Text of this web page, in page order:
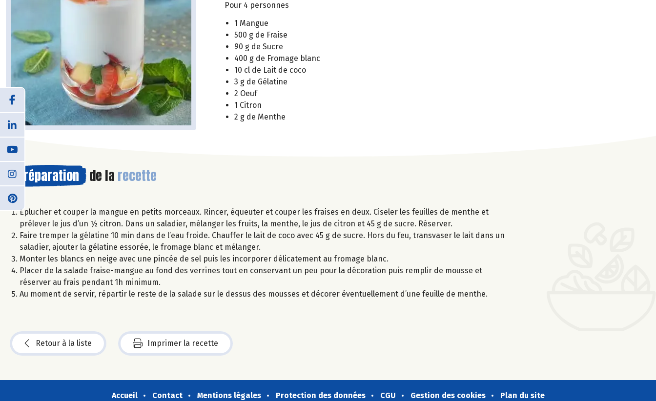
Pour 4 personnes
1 Mangue
500 g de Fraise
90 g de Sucre
400 g de Fromage blanc
10 cl de Lait de coco
3 g de Gélatine
2 Oeuf
1 Citron
2 g de Menthe
Préparation de la recette
Eplucher et couper la mangue en petits morceaux. Rincer, équeuter et couper les fraises en deux. Ciseler les feuilles de menthe et
prélever le jus d’un ½ citron. Dans un saladier, mélanger les fruits, la menthe, le jus de citron et 45 g de sucre. Réserver.
Faire tremper la gélatine 10 min dans de l’eau froide. Chauffer le lait de coco avec 45 g de sucre. Hors du feu, transvaser le lait dans un
saladier, ajouter la gélatine essorée, le fromage blanc et mélanger.
Monter les blancs en neige avec une pincée de sel puis les incorporer délicatement au fromage blanc.
Placer de la salade fraise-mangue au fond des verrines tout en conservant un peu pour la décoration puis remplir de mousse et
réserver au frais pendant 1h minimum.
Au moment de servir, répartir le reste de la salade sur le dessus des mousses et décorer éventuellement d’une feuille de menthe.
Retour à la liste Imprimer la recette
Accueil Contact Mentions légales Protection des données CGU Gestion des cookies Plan du site